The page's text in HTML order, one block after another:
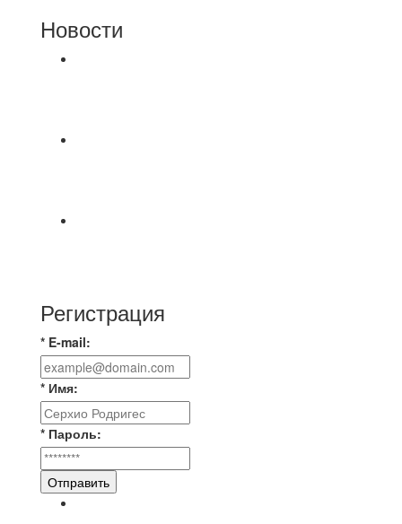
Новости
Регистрация
* E-mail:
* Имя:
* Пароль:
Отправить